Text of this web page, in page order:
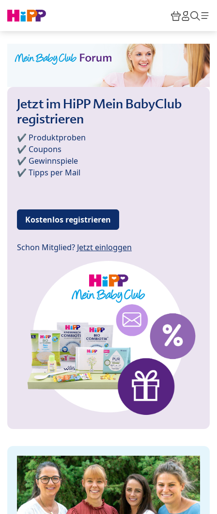
HiPP
Jetzt im HiPP Mein BabyClub
registrieren
✔️ Produktproben
✔️ Coupons
✔️ Gewinnspiele
✔️ Tipps per Mail
Kostenlos registrieren
Schon Mitglied? Jetzt einloggen